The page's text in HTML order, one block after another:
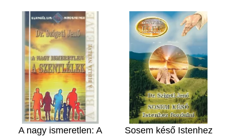
A nagy ismeretlen: A
Sosem késő Istenhez